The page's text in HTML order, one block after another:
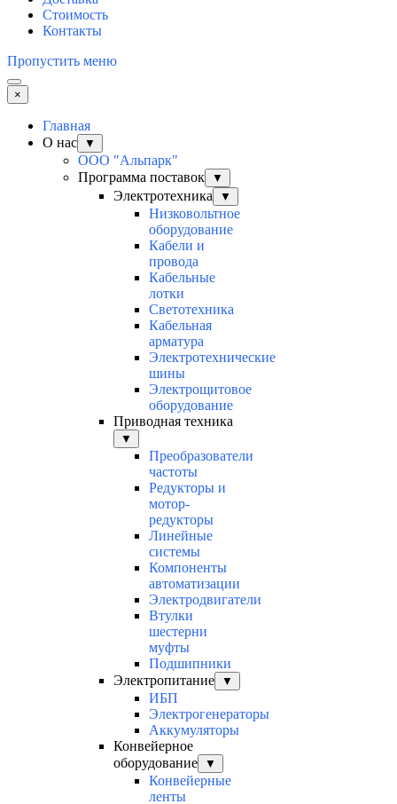
Стоимость
Контакты
Пропустить меню
×
Главная
О нас
▼
ООО "Альпарк"
Программа поставок
▼
Электротехника ▼
Низковольтное
оборудование
Кабели и
провода
Кабельные
лотки
Светотехника
Кабельная
арматура
Электротехнические
шины
Электрощитовое
оборудование
Приводная техника
▼
Преобразователи
частоты
Редукторы и
мотор-
редукторы
Линейные
системы
Компоненты
автоматизации
Электродвигатели
Втулки
шестерни
муфты
Подшипники
Электропитание
▼
ИБП
Электрогенераторы
Аккумуляторы
Конвейерное
оборудование
▼
Конвейерные
ленты